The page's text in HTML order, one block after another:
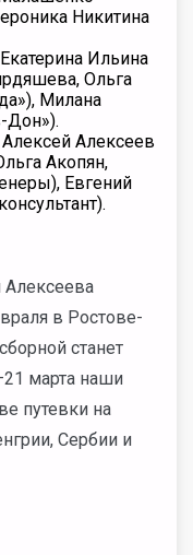
Никитина
Ильина
Ольга
Милана
Дон»).
Алексей Алексеев
Акопян,
Евгений
в Ростове-
станет
марта наши
путевки на
Сербии и